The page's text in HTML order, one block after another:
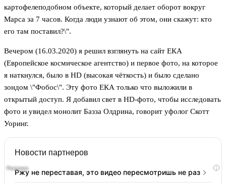
картофелеподобном объекте, который делает оборот вокруг
Марса за 7 часов. Когда люди узнают об этом, они скажут: кто
его там поставил?\".
Вечером (16.03.2020) я решил взглянуть на сайт ЕКА
(Европейское космическое агентство) и первое фото, на которое
я наткнулся, было в HD (высокая чёткость) и было сделано
зондом \"Фобос\". Эту фото ЕКА только что выложили в
открытый доступ. Я добавил свет в HD-фото, чтобы исследовать
фото и увидел монолит Базза Олдрина, говорит уфолог Скотт
Уоринг.
Новости партнеров
i
Ржу не переставая, это видео пересмотришь не раз